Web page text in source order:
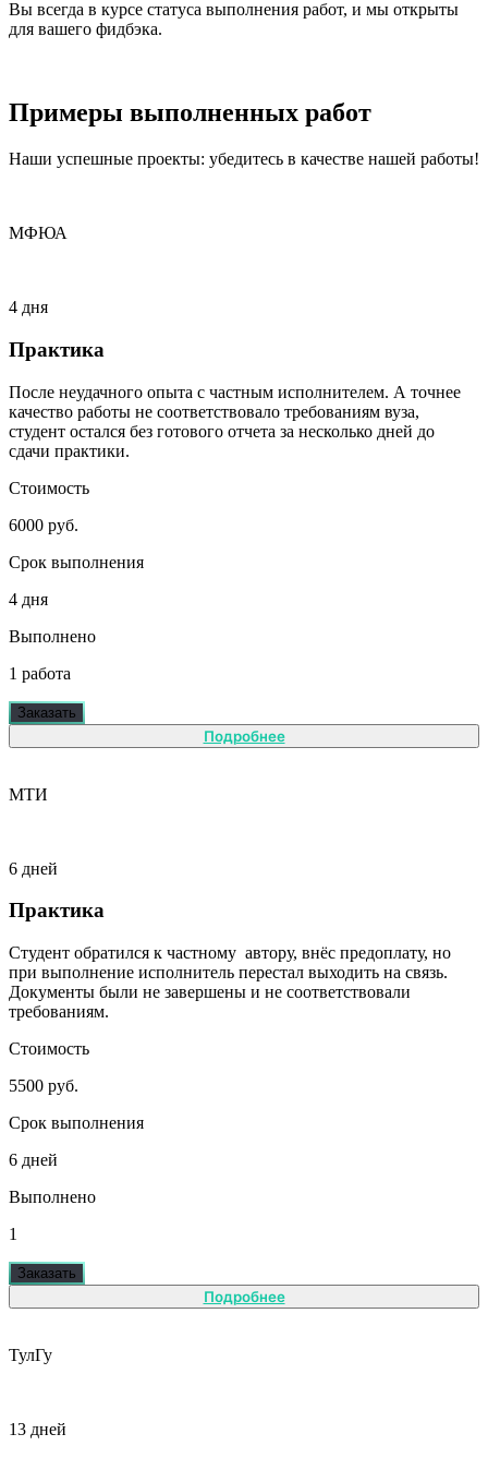
Вы всегда в курсе статуса выполнения работ, и мы открыты
для вашего фидбэка.
Примеры выполненных работ
Наши успешные проекты: убедитесь в качестве нашей работы!
МФЮА
4 дня
Практика
После неудачного опыта с частным исполнителем. А точнее
качество работы не соответствовало требованиям вуза,
студент остался без готового отчета за несколько дней до
сдачи практики.
Стоимость
6000 руб.
Срок выполнения
4 дня
Выполнено
1 работа
Заказать
Подробнее
МТИ
6 дней
Практика
Студент обратился к частному автору, внёс предоплату, но
при выполнение исполнитель перестал выходить на связь.
Документы были не завершены и не соответствовали
требованиям.
Стоимость
5500 руб.
Срок выполнения
6 дней
Выполнено
1
Заказать
Подробнее
ТулГу
13 дней